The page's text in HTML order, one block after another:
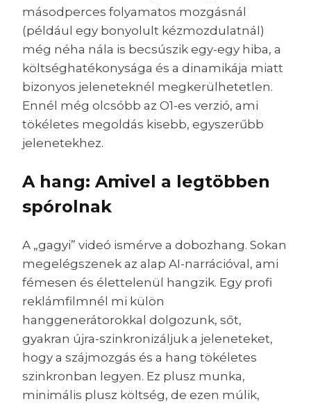
másodperces folyamatos mozgásnál
(például egy bonyolult kézmozdulatnál)
még néha nála is becsúszik egy-egy hiba, a
költséghatékonysága és a dinamikája miatt
bizonyos jeleneteknél megkerülhetetlen.
Ennél még olcsóbb az O1-es verzió, ami
tökéletes megoldás kisebb, egyszerűbb
jelenetekhez.
A hang: Amivel a legtöbben
spórolnak
A „gagyi” videó ismérve a dobozhang. Sokan
megelégszenek az alap AI-narrációval, ami
fémesen és élettelenül hangzik. Egy profi
reklámfilmnél mi külön
hanggenerátorokkal dolgozunk, sőt,
gyakran újra-szinkronizáljuk a jeleneteket,
hogy a szájmozgás és a hang tökéletes
szinkronban legyen. Ez plusz munka,
minimális plusz költség, de ezen múlik,